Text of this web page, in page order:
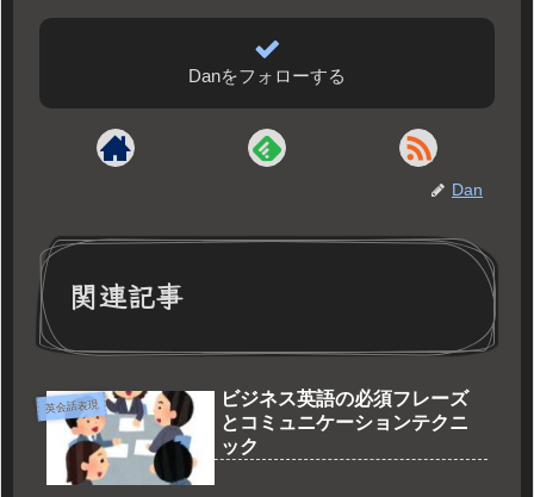
Danをフォローする
Dan
関連記事
英会話表現
ビジネス英語の必須フレーズ
とコミュニケーションテクニ
ック